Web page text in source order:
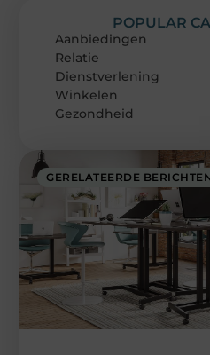
GERELATEERDE
POPULAR
Aanbiedingen
Relatie
Dienstverlening
Winkelen
Gezondheid